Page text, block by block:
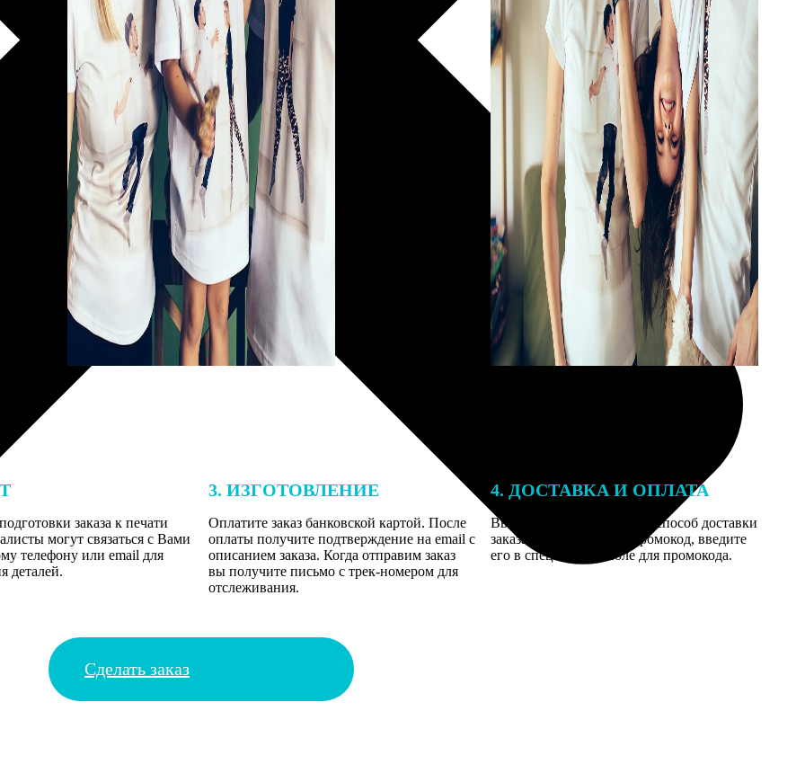
заказа к печати
могут связаться с Вами
телефону или email для
деталей.
3. ИЗГОТОВЛЕНИЕ
Оплатите заказ банковской картой. После
оплаты получите подтверждение на email с
описанием заказа. Когда отправим заказ
вы получите письмо с трек-номером для
отслеживания.
4. ДОСТАВКА И ОПЛАТА
Введите адрес и выберите способ доставки
заказа. Если у вас есть промокод, введите
его в специальное поле для промокода.
Сделать заказ